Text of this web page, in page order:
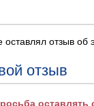
оставлял отзыв
отзыв